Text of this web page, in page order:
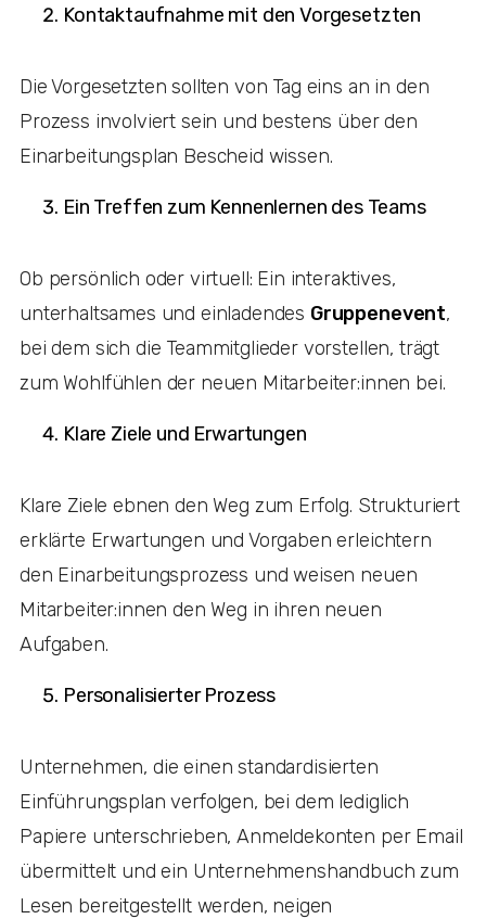
Kontaktaufnahme mit den Vorgesetzten
Die Vorgesetzten sollten von Tag eins an in den
Prozess involviert sein und bestens über den
Einarbeitungsplan Bescheid wissen.
Ein Treffen zum Kennenlernen des Teams
Ob persönlich oder virtuell: Ein interaktives,
unterhaltsames und einladendes Gruppenevent,
bei dem sich die Teammitglieder vorstellen, trägt
zum Wohlfühlen der neuen Mitarbeiter:innen bei.
Klare Ziele und Erwartungen
Klare Ziele ebnen den Weg zum Erfolg. Strukturiert
erklärte Erwartungen und Vorgaben erleichtern
den Einarbeitungsprozess und weisen neuen
Mitarbeiter:innen den Weg in ihren neuen
Aufgaben.
Personalisierter Prozess
Unternehmen, die einen standardisierten
Einführungsplan verfolgen, bei dem lediglich
Papiere unterschrieben, Anmeldekonten per Email
übermittelt und ein Unternehmenshandbuch zum
Lesen bereitgestellt werden, neigen